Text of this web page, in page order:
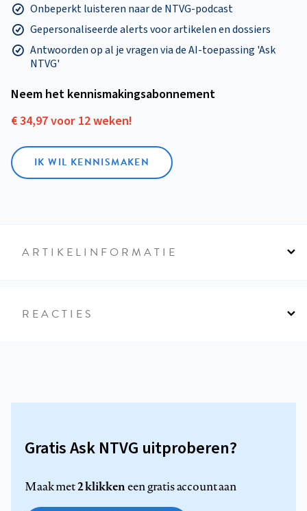
Onbeperkt luisteren naar de NTVG-podcast
Gepersonaliseerde alerts voor artikelen en dossiers
Antwoorden op al je vragen via de AI-toepassing 'Ask
NTVG'
Neem het kennismakings­abonnement
€ 34,97 voor 12 weken!
IK WIL KENNISMAKEN
ARTIKELINFORMATIE
REACTIES
Gratis Ask NTVG uitproberen?
Maak met2 klikkeneen gratis account aan